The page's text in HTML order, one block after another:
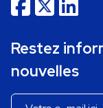
Restez
nouvelles